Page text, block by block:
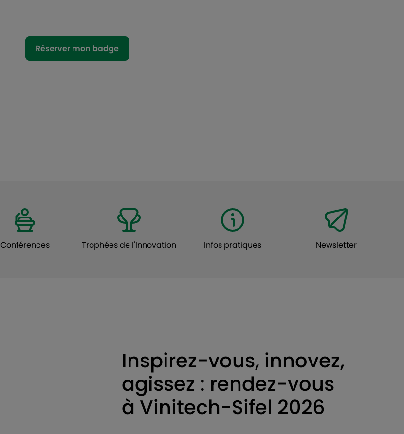
Réserver mon badge
Conférences Trophées de l'Innovation Infos pratiques Newsletter
Inspirez-vous, innovez,
agissez : rendez-vous
à Vinitech-Sifel 2026